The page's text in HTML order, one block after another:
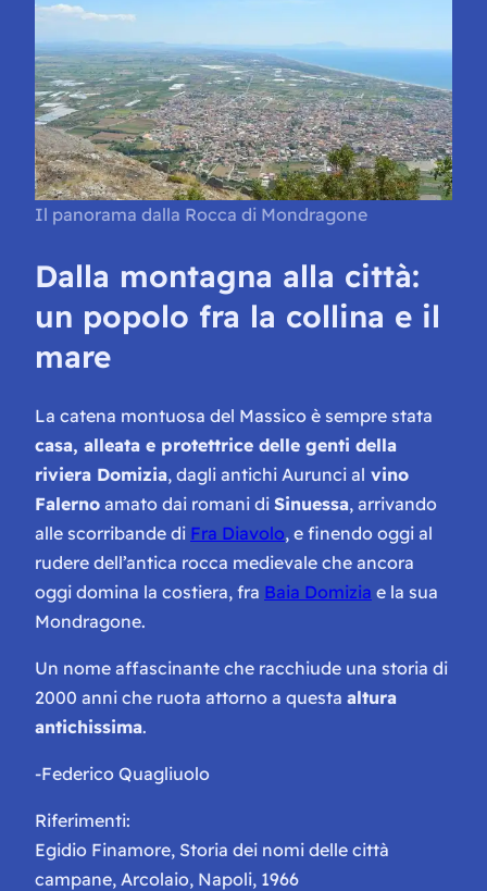
Il panorama dalla Rocca di Mondragone
Dalla montagna alla città:
un popolo fra la collina e il
mare
La catena montuosa del Massico è sempre stata
casa, alleata e protettrice delle genti della
riviera Domizia, dagli antichi Aurunci al vino
Falerno amato dai romani di Sinuessa, arrivando
alle scorribande di Fra Diavolo, e finendo oggi al
rudere dell’antica rocca medievale che ancora
oggi domina la costiera, fra Baia Domizia e la sua
Mondragone.
Un nome affascinante che racchiude una storia di
2000 anni che ruota attorno a questa altura
antichissima.
-Federico Quagliuolo
Riferimenti:
Egidio Finamore, Storia dei nomi delle città
campane, Arcolaio, Napoli, 1966